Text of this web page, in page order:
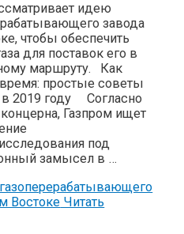
идею
завода
чтобы обеспечить
для поставок его в
маршруту. Как
простые советы
в 2019 году Согласно
Газпром ищет
под
замысел в …
Востоке Читать